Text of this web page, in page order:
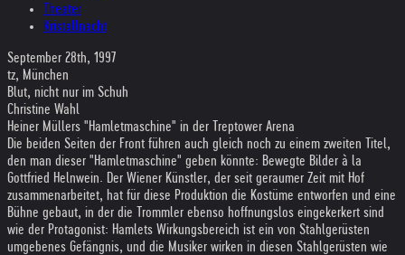
Theater
Kristallnacht
September 28th, 1997
tz, München
Blut, nicht nur im Schuh
Christine Wahl
Heiner Müllers "Hamletmaschine" in der Treptower Arena
Die beiden Seiten der Front führen auch gleich noch zu einem zweiten Titel,
den man dieser "Hamletmaschine" geben könnte: Bewegte Bilder à la
Gottfried Helnwein. Der Wiener Künstler, der seit geraumer Zeit mit Hof
zusammenarbeitet, hat für diese Produktion die Kostüme entworfen und eine
Bühne gebaut, in der die Trommler ebenso hoffnungslos eingekerkert sind
wie der Protagonist: Hamlets Wirkungsbereich ist ein von Stahlgerüsten
umgebenes Gefängnis, und die Musiker wirken in diesen Stahlgerüsten wie